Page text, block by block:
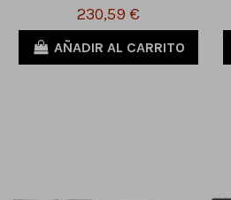
230,59 €
AÑADIR AL CARRITO